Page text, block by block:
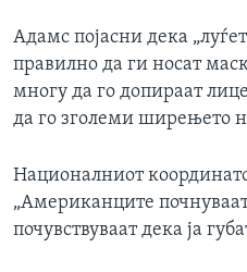
Адамс појасни дека
правилно да ги носат
многу да го допираат
да го зголеми ширењето
Националниот
„Американците
почувствуваат дека ја